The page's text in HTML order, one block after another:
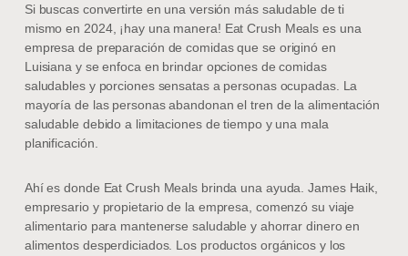
Si buscas convertirte en una versión más saludable de ti
mismo en 2024, ¡hay una manera! Eat Crush Meals es una
empresa de preparación de comidas que se originó en
Luisiana y se enfoca en brindar opciones de comidas
saludables y porciones sensatas a personas ocupadas. La
mayoría de las personas abandonan el tren de la alimentación
saludable debido a limitaciones de tiempo y una mala
planificación.
Ahí es donde Eat Crush Meals brinda una ayuda. James Haik,
empresario y propietario de la empresa, comenzó su viaje
alimentario para mantenerse saludable y ahorrar dinero en
alimentos desperdiciados. Los productos orgánicos y los